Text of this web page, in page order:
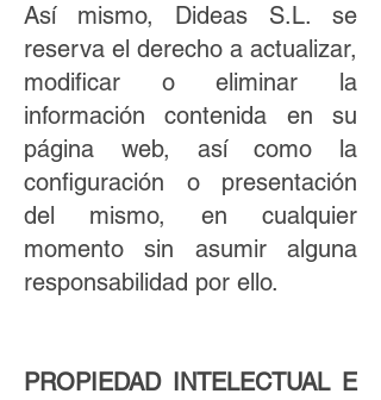
Así mismo, Dideas S.L. se
reserva el derecho a actualizar,
modificar o eliminar la
información contenida en su
página web, así como la
configuración o presentación
del mismo, en cualquier
momento sin asumir alguna
responsabilidad por ello.
PROPIEDAD INTELECTUAL E